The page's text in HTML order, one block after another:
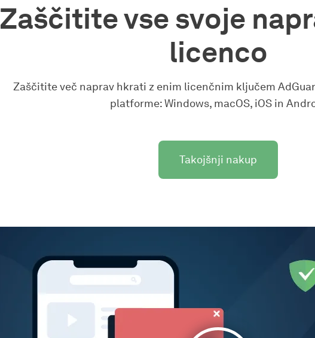
Zaščitite vse svoje
licenco
Zaščitite več naprav hkrati z enim licenčnim ključem
platforme: Windows, macOS, iOS in
Takojšnji nakup